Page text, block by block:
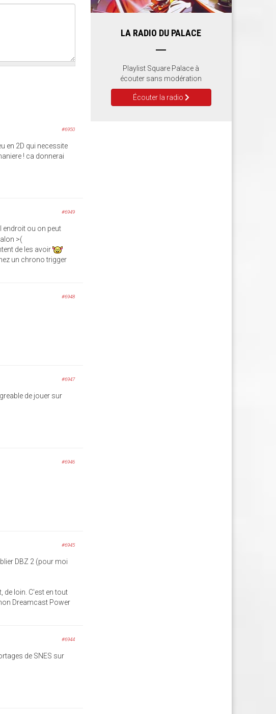
#6950
en 2D qui necessite
! ca donnerai
#6949
endroit ou on peut
>(
de les avoir
un chrono trigger
#6948
#6947
de jouer sur
#6946
#6945
DBZ 2 (pour moi
de loin. C'est en tout
Dreamcast Power
#6944
de SNES sur
LA RADIO DU PALACE
Playlist Square Palace à
écouter sans modération
Écouter la radio